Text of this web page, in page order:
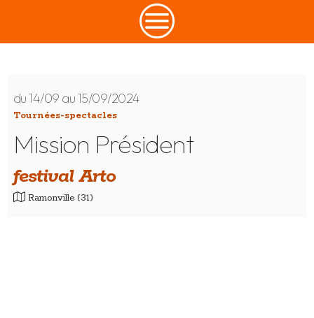
du 14/09 au 15/09/2024
Tournées-spectacles
Mission Président
festival Arto
Ramonville (31)